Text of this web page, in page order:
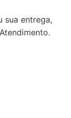
sua entrega,
.